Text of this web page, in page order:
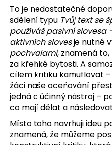
To je nedostatečné
sdělení typu Tvůj text se
používáš pasivní slovesa
aktivních slovesje nutné
pochvalami, znamená
za křehké bytosti. A
cílem kritiku kamuflovat –
žáci naše oceňování
jedná o účinný nástroj –
co mají dělat a
Místo toho navrhuji ideu
znamená, že můžeme